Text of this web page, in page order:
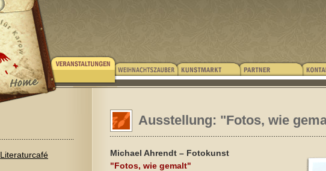
Literaturcafé
Ausstellung: "Fotos, wie
Michael Ahrendt – Fotokunst
"Fotos, wie gemalt"